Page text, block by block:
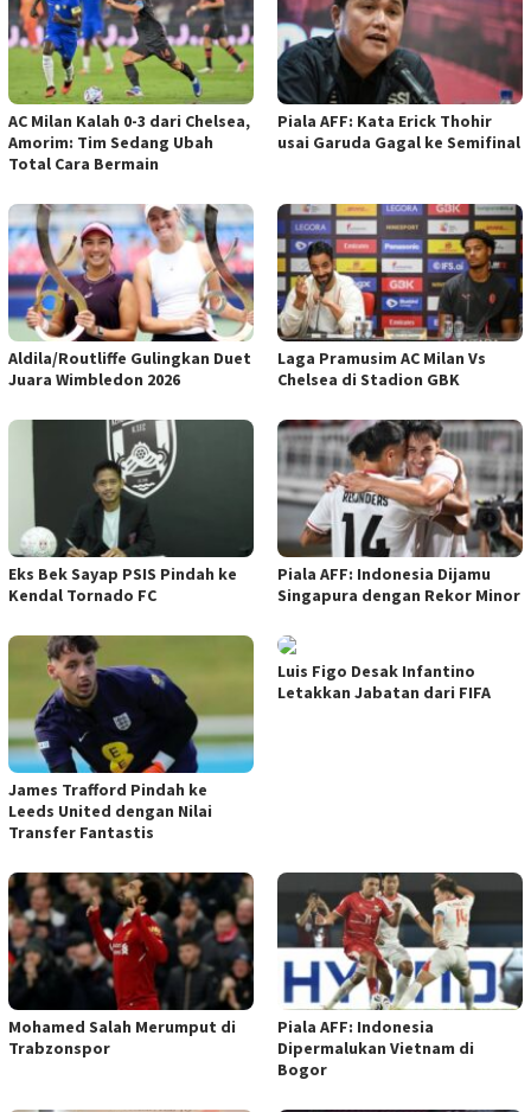
AC Milan Kalah 0-3 dari Chelsea,
Amorim: Tim Sedang Ubah
Total Cara Bermain
Piala AFF: Kata Erick Thohir
usai Garuda Gagal ke Semifinal
Aldila/Routliffe Gulingkan Duet
Juara Wimbledon 2026
Laga Pramusim AC Milan Vs
Chelsea di Stadion GBK
Eks Bek Sayap PSIS Pindah ke
Kendal Tornado FC
Piala AFF: Indonesia Dijamu
Singapura dengan Rekor Minor
James Trafford Pindah ke
Leeds United dengan Nilai
Transfer Fantastis
Luis Figo Desak Infantino
Letakkan Jabatan dari FIFA
Mohamed Salah Merumput di
Trabzonspor
Piala AFF: Indonesia
Dipermalukan Vietnam di
Bogor